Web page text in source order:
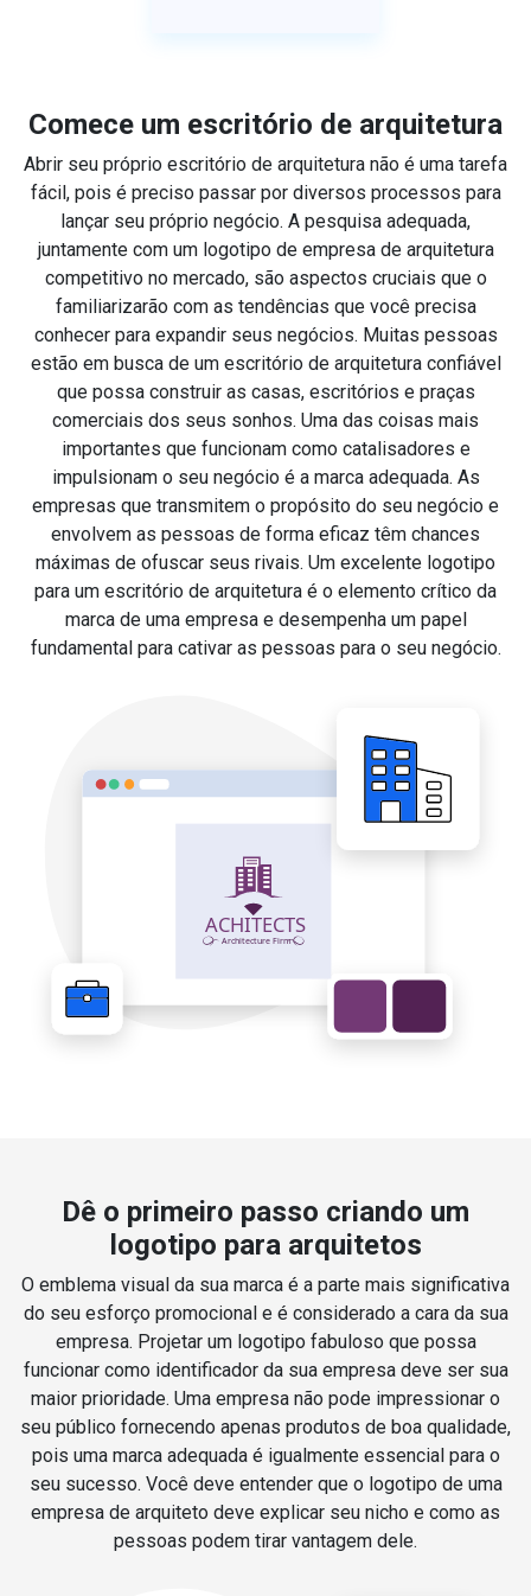
Comece um escritório de arquitetura
Abrir seu próprio escritório de arquitetura não é uma tarefa
fácil, pois é preciso passar por diversos processos para
lançar seu próprio negócio. A pesquisa adequada,
juntamente com um logotipo de empresa de arquitetura
competitivo no mercado, são aspectos cruciais que o
familiarizarão com as tendências que você precisa
conhecer para expandir seus negócios. Muitas pessoas
estão em busca de um escritório de arquitetura confiável
que possa construir as casas, escritórios e praças
comerciais dos seus sonhos. Uma das coisas mais
importantes que funcionam como catalisadores e
impulsionam o seu negócio é a marca adequada. As
empresas que transmitem o propósito do seu negócio e
envolvem as pessoas de forma eficaz têm chances
máximas de ofuscar seus rivais. Um excelente logotipo
para um escritório de arquitetura é o elemento crítico da
marca de uma empresa e desempenha um papel
fundamental para cativar as pessoas para o seu negócio.
Dê o primeiro passo criando um
logotipo para arquitetos
O emblema visual da sua marca é a parte mais significativa
do seu esforço promocional e é considerado a cara da sua
empresa. Projetar um logotipo fabuloso que possa
funcionar como identificador da sua empresa deve ser sua
maior prioridade. Uma empresa não pode impressionar o
seu público fornecendo apenas produtos de boa qualidade,
pois uma marca adequada é igualmente essencial para o
seu sucesso. Você deve entender que o logotipo de uma
empresa de arquiteto deve explicar seu nicho e como as
pessoas podem tirar vantagem dele.